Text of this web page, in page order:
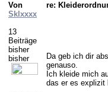
Von
Sklxxxx
13
Beiträge
bisher
bisher
re:
Da geb ich dir
genauso.
Ich kleide mich
das er es explizit